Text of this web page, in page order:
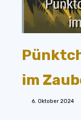
im
6. Oktober 2024